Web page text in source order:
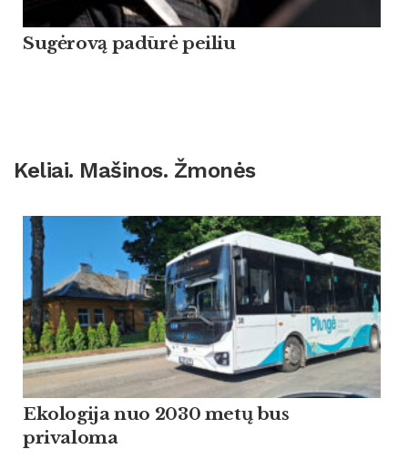
Sugėrovą padūrė peiliu
Keliai. Mašinos. Žmonės
Ekologija nuo 2030 metų bus
privaloma